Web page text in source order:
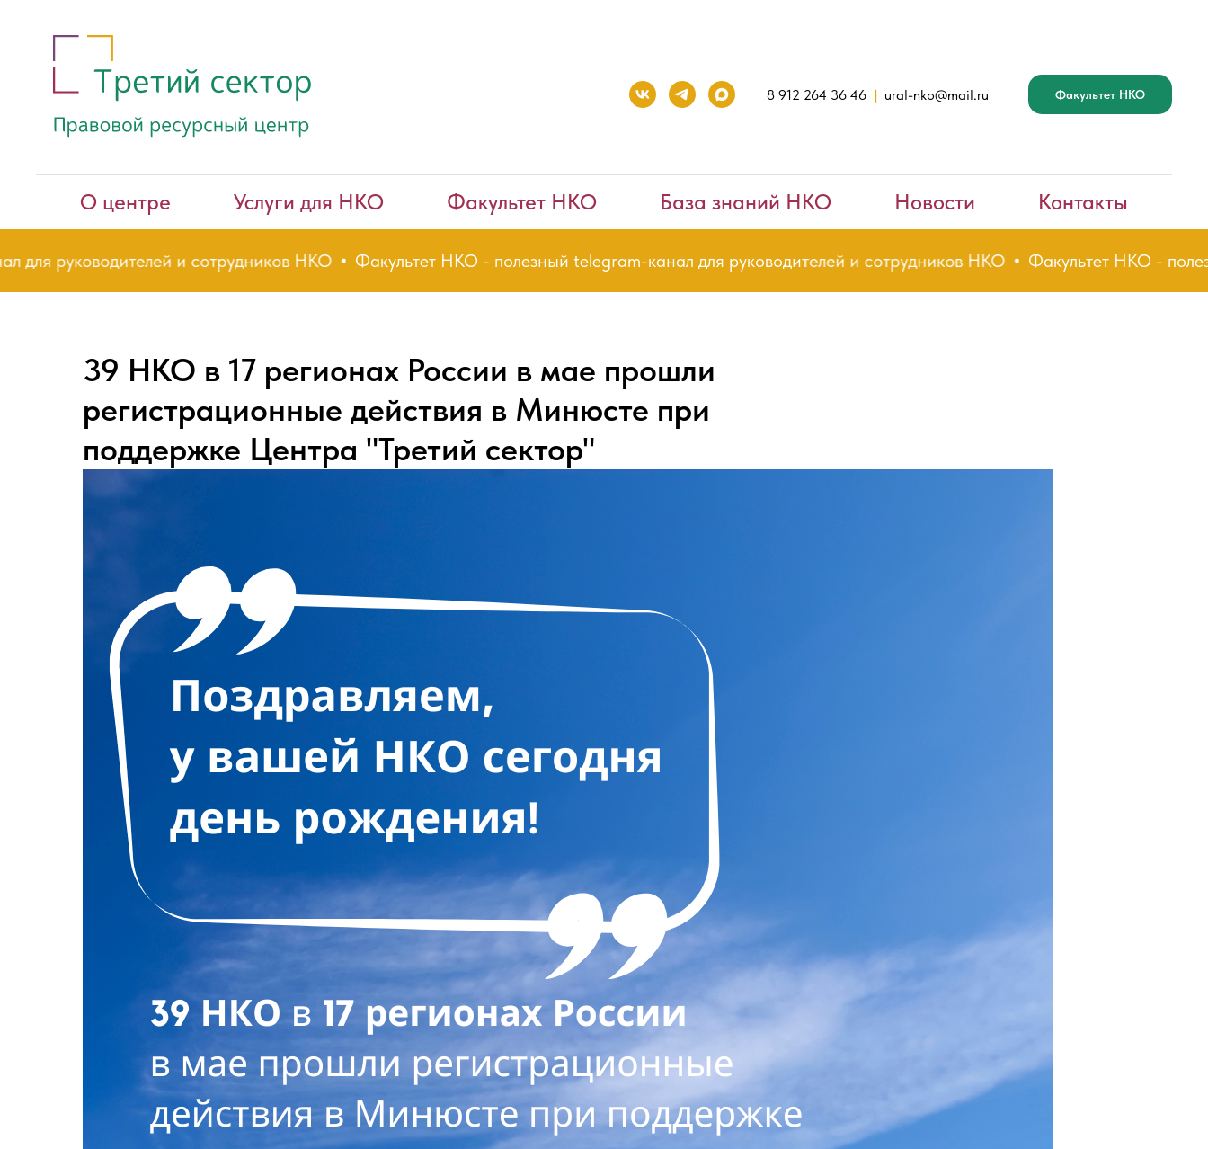
8 912 264 36 46 | ural-nko@mail.ru Факультет НКО
О центре Услуги для НКО Факультет НКО База знаний НКО Новости Контакты
и сотрудников НКО Факультет НКО - полезный telegram-канал для руководителей и сотрудников НКО Факультет НКО - полезный
39 НКО в 17 регионах России в мае прошли
регистрационные действия в Минюсте при
поддержке Центра "Третий сектор"